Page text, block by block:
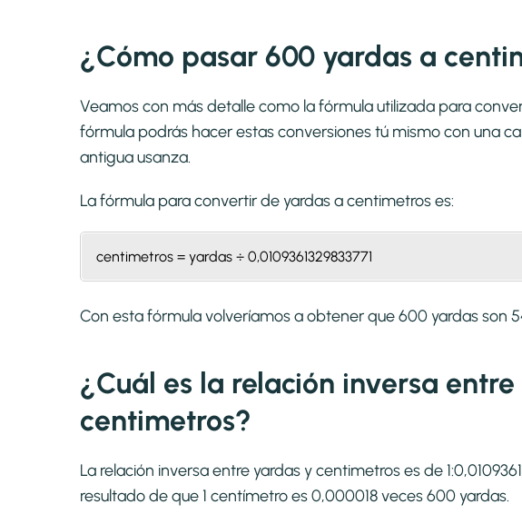
¿Cómo pasar 600 yardas a
Veamos con más detalle como la fórmula utilizada para
fórmula podrás hacer estas conversiones tú mismo con una
antigua usanza.
La fórmula para convertir deyardas a centimetroses:
centimetros = yardas ÷ 0,0109361329833771
Con esta fórmula volveríamos a obtener que 600 yardas son
¿Cuál es la relación inversa
centimetros?
La relación inversa entre yardas y centimetros es de
resultado de que 1 centímetro es 0,000018 veces 600 yardas.